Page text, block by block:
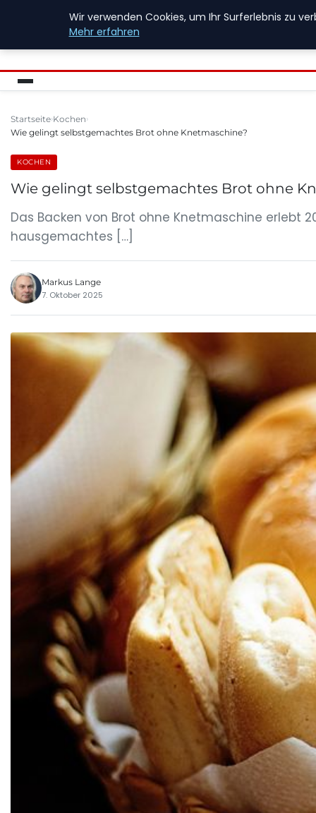
FIREWALLINFO
Startseite Kochen
Wie gelingt selbstgemachtes Brot ohne Knetmaschine?
KOCHEN
Wie gelingt selbstgemachtes Brot ohne
Das Backen von Brot ohne Knetmaschine erlebt
hausgemachtes […]
Markus Lange
7. Oktober 2025
Wir verwenden Cookies, um Ihr Surferlebnis zu
Mehr erfahren